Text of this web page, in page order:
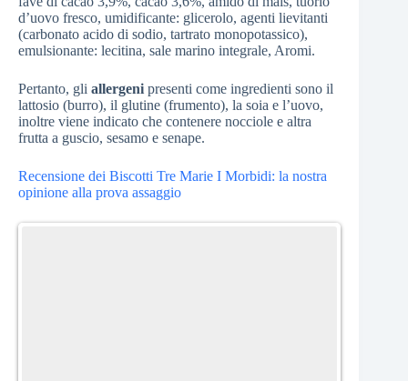
d’uovo fresco, umidificante: glicerolo, agenti lievitanti
(carbonato acido di sodio, tartrato monopotassico),
emulsionante: lecitina, sale marino integrale, Aromi.
Pertanto, gli allergeni presenti come ingredienti sono il
lattosio (burro), il glutine (frumento), la soia e l’uovo,
inoltre viene indicato che contenere nocciole e altra
frutta a guscio, sesamo e senape.
Recensione dei Biscotti Tre Marie I Morbidi: la nostra
opinione alla prova assaggio